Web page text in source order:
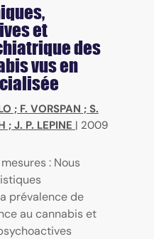
et
des
vus en
; F. VORSPAN ; S.
; J. P. LEPINE | 2009
: Nous
prévalence de
au cannabis et